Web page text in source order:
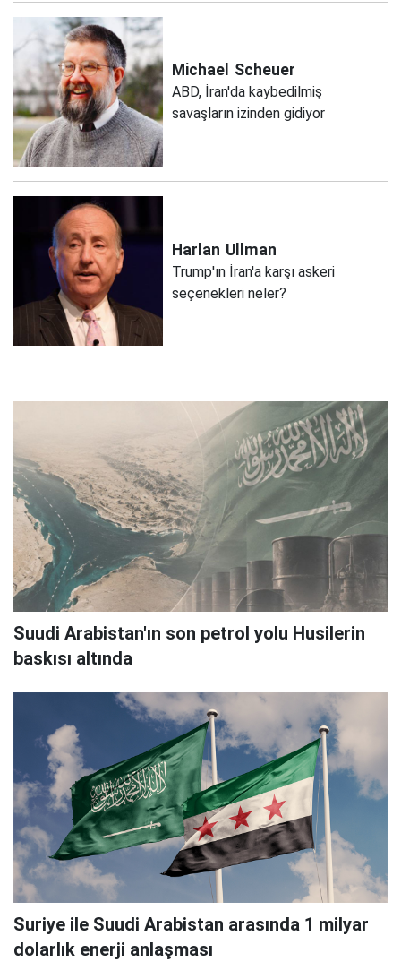
Michael Scheuer
ABD, İran'da kaybedilmiş
savaşların izinden gidiyor
Harlan Ullman
Trump'ın İran'a karşı askeri
seçenekleri neler?
Suudi Arabistan'ın son petrol yolu Husilerin
baskısı altında
Suriye ile Suudi Arabistan arasında 1 milyar
dolarlık enerji anlaşması